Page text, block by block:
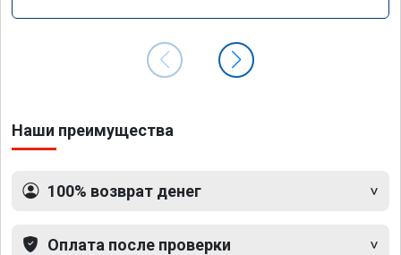
Наши преимущества
100% возврат денег
Оплата после проверки